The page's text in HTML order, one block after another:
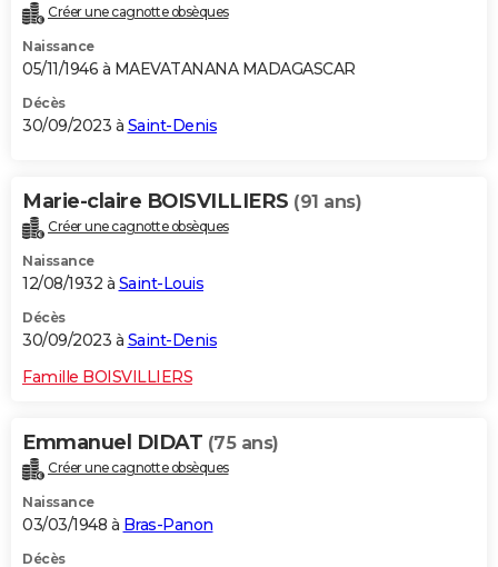
Créer une cagnotte obsèques
Naissance
05/11/1946 à MAEVATANANA MADAGASCAR
Décès
30/09/2023 à Saint-Denis
Marie-claire BOISVILLIERS (91 ans)
Créer une cagnotte obsèques
Naissance
12/08/1932 à Saint-Louis
Décès
30/09/2023 à Saint-Denis
Famille BOISVILLIERS
Emmanuel DIDAT (75 ans)
Créer une cagnotte obsèques
Naissance
03/03/1948 à Bras-Panon
Décès